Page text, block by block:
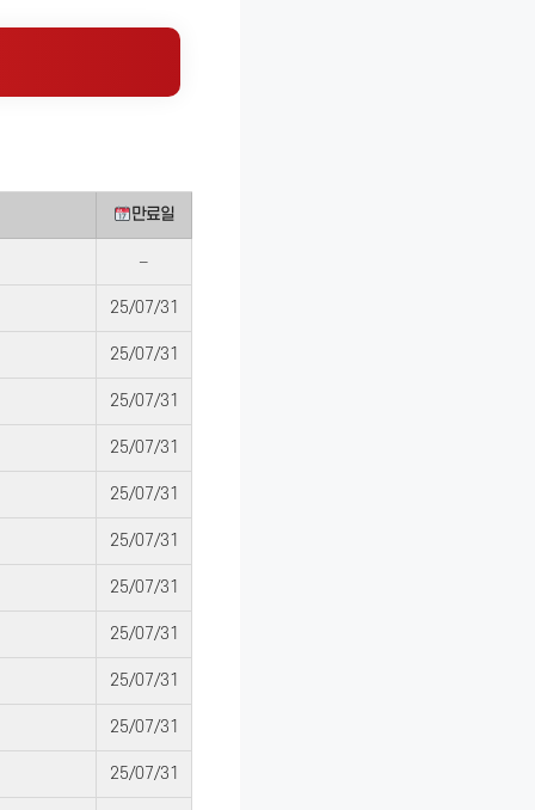
만료일
–
25/07/31
25/07/31
25/07/31
25/07/31
25/07/31
25/07/31
25/07/31
25/07/31
25/07/31
25/07/31
25/07/31